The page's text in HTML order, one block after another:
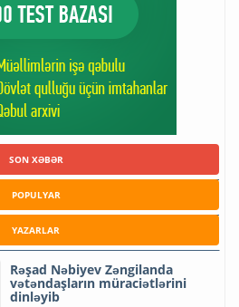
SON XƏBƏR
POPULYAR
YAZARLAR
Rəşad Nəbiyev Zəngilanda
vətəndaşların müraciətlərini
dinləyib